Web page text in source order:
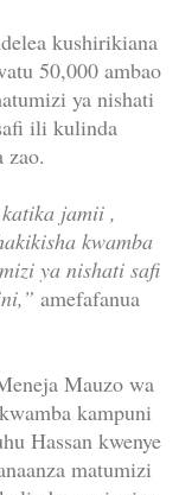
kushirikiana
50,000 ambao
ya nishati
ili kulinda
zao.
jamii ,
kwamba
ya nishati safi
amefafanua
Mauzo wa
kampuni
Hassan kwenye
matumizi